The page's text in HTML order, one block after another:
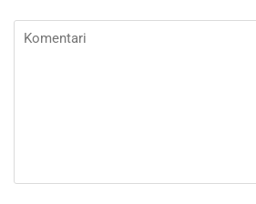
Komentari